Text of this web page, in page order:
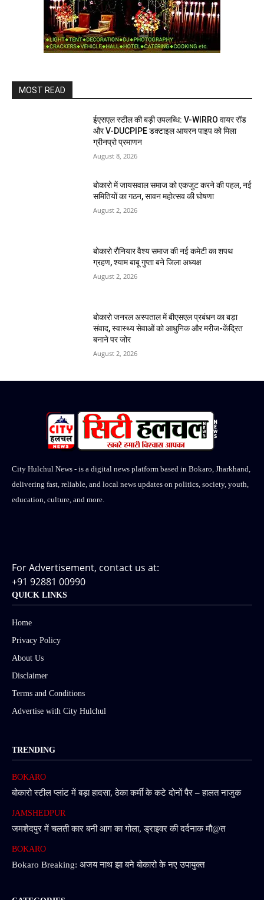
MOST READ
ईएसएल स्टील की बड़ी उपलब्धि: V-WIRRO वायर रॉड
और V-DUCPIPE डक्टाइल आयरन पाइप को मिला
ग्रीनप्रो प्रमाणन
August 8, 2026
बोकारो में जायसवाल समाज को एकजुट करने की पहल, नई
समितियों का गठन, सावन महोत्सव की घोषणा
August 2, 2026
बोकारो रौनियार वैश्य समाज की नई कमेटी का शपथ
ग्रहण, श्याम बाबू गुप्ता बने जिला अध्यक्ष
August 2, 2026
बोकारो जनरल अस्पताल में बीएसएल प्रबंधन का बड़ा
संवाद, स्वास्थ्य सेवाओं को आधुनिक और मरीज-केंद्रित
बनाने पर जोर
August 2, 2026
City Hulchul News - is a digital news platform based in Bokaro, Jharkhand,
delivering fast, reliable, and local news updates on politics, society, youth,
education, culture, and more.
For Advertisement, contact us at:
+91 92881 00990
QUICK LINKS
Home
Privacy Policy
About Us
Disclaimer
Terms and Conditions
Advertise with City Hulchul
TRENDING
BOKARO
बोकारो स्टील प्लांट में बड़ा हादसा, ठेका कर्मी के कटे दोनों पैर – हालत नाजुक
JAMSHEDPUR
जमशेदपुर में चलती कार बनी आग का गोला, ड्राइवर की दर्दनाक मौ@त
BOKARO
Bokaro Breaking: अजय नाथ झा बने बोकारो के नए उपायुक्त